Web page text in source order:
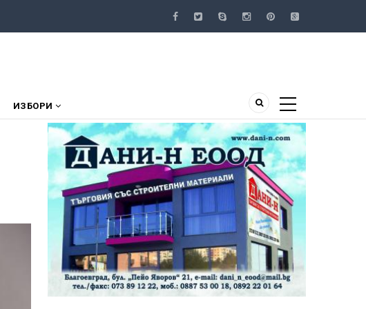
ИЗБОРИ